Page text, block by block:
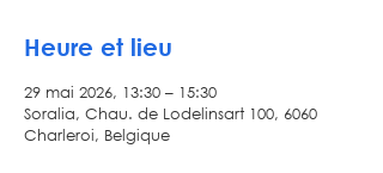
Heure et lieu
29 mai 2026, 13:30 – 15:30
Soralia, Chau. de Lodelinsart 100, 6060
Charleroi, Belgique